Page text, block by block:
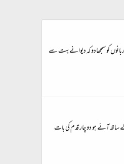
کو سمجھادو کہ دیوانے بہت سے
ساتھ آئے ہو دو چار قدم کی بات